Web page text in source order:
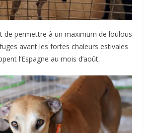
de permettre à un maximum de loulous
avant les fortes chaleurs estivales
l’Espagne au mois d’août.